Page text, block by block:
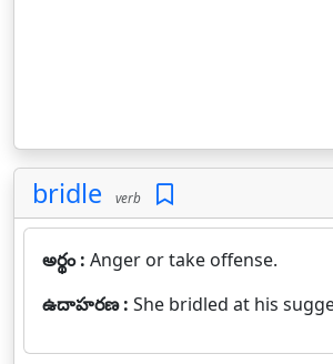
bridle verb
అర్థం : Anger or take offense.
ఉదాహరణ : She bridled at his